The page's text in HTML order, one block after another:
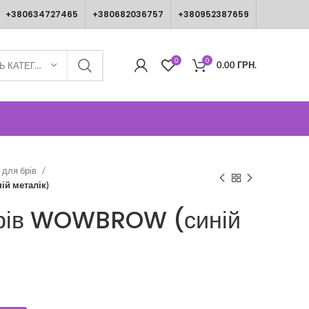
+380634727465 +380682036757 +380952387659
ВИБЕРІТЬ КАТЕГОРІЮ 0 0 0.00ГРН.
для брів
металік)
WOWBROW (синій